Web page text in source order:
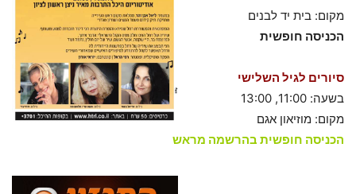
מקום: בית יד לבנים
הכניסה חופשית
סיורים לגיל השלישי
בשעה: 11:00, 13:00
מקום: מוזיאון אגם
הכניסה חופשית בהרשמה מראש